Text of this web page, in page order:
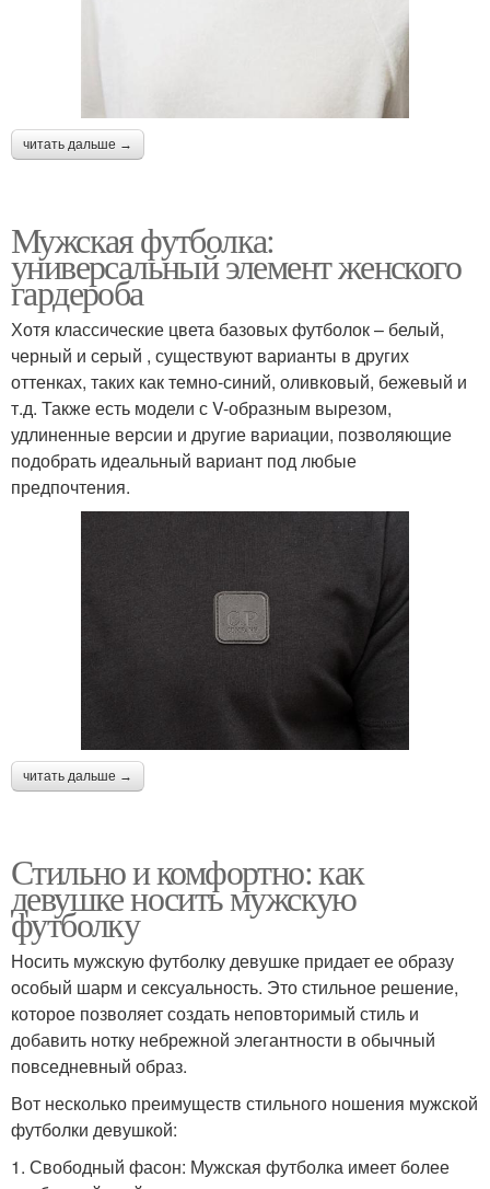
читать дальше →
Мужская футболка:
универсальный элемент женского
гардероба
Хотя классические цвета базовых футболок – белый,
черный и серый , существуют варианты в других
оттенках, таких как темно-синий, оливковый, бежевый и
т.д. Также есть модели с V-образным вырезом,
удлиненные версии и другие вариации, позволяющие
подобрать идеальный вариант под любые
предпочтения.
читать дальше →
Стильно и комфортно: как
девушке носить мужскую
футболку
Носить мужскую футболку девушке придает ее образу
особый шарм и сексуальность. Это стильное решение,
которое позволяет создать неповторимый стиль и
добавить нотку небрежной элегантности в обычный
повседневный образ.
Вот несколько преимуществ стильного ношения мужской
футболки девушкой:
1. Свободный фасон: Мужская футболка имеет более